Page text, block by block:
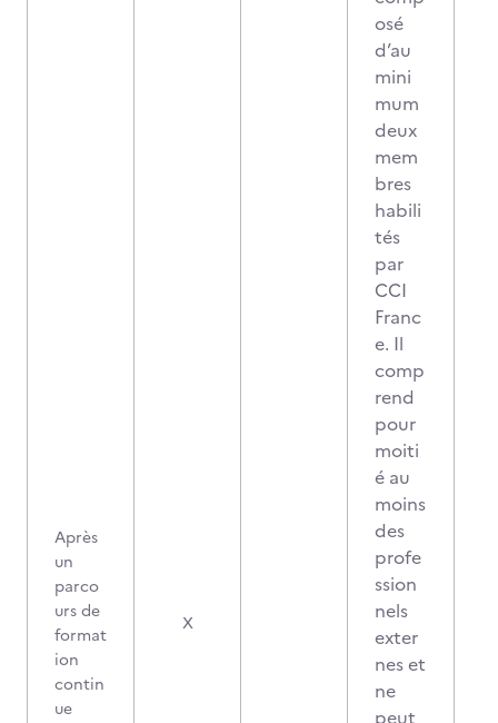
Après
un
parco
urs de
format
ion
contin
ue
X
osé
d’au
mini
mum
deux
mem
bres
habili
tés
par
CCI
Franc
e. Il
comp
rend
pour
moiti
é au
moins
des
profe
ssion
nels
exter
nes et
ne
peut